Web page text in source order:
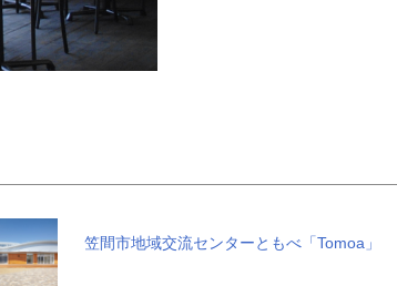
笠間市地域交流センターともべ「Tomoa」